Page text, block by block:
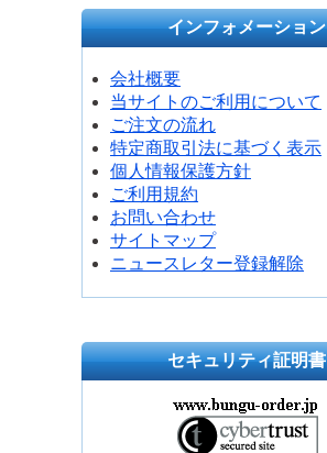
インフォメーション
会社概要
当サイトのご利用について
ご注文の流れ
特定商取引法に基づく表示
個人情報保護方針
ご利用規約
お問い合わせ
サイトマップ
ニュースレター登録解除
セキュリティ証明書